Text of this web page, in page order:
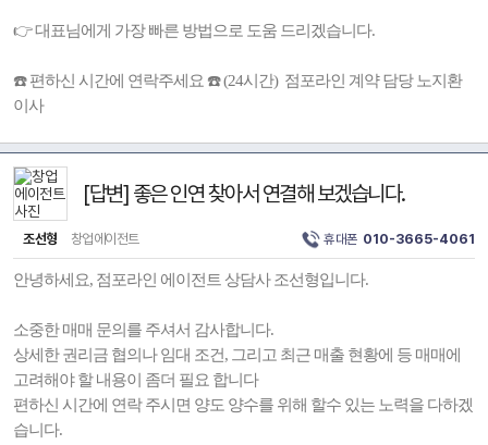
👉 대표님에게 가장 빠른 방법으로 도움 드리겠습니다.
☎️ 편하신 시간에 연락주세요 ☎️ (24시간) 점포라인 계약 담당 노지환
이사
[답변] 좋은 인연 찾아서 연결해 보겠습니다.
조선형 창업에이전트 휴대폰 010-3665-4061
안녕하세요, 점포라인 에이전트 상담사 조선형입니다.
소중한 매매 문의를 주셔서 감사합니다.
상세한 권리금 협의나 임대 조건, 그리고 최근 매출 현황에 등 매매에
고려해야 할 내용이 좀더 필요 합니다
편하신 시간에 연락 주시면 양도 양수를 위해 할수 있는 노력을 다하겠
습니다.